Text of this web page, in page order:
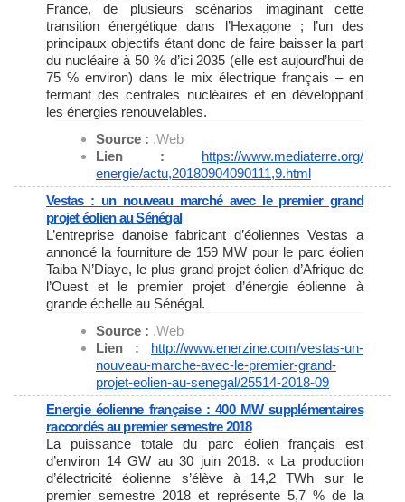
France, de plusieurs scénarios imaginant cette
transition énergétique dans l’Hexagone ; l’un des
principaux objectifs étant donc de faire baisser la part
du nucléaire à 50 % d’ici 2035 (elle est aujourd’hui de
75 % environ) dans le mix électrique français – en
fermant des centrales nucléaires et en développant
les énergies renouvelables.
Source : .Web
Lien : https://www.mediaterre.org/
energie/actu,20180904090111,9.html
Vestas : un nouveau marché avec le premier grand
projet éolien au Sénégal
L’entreprise danoise fabricant d’éoliennes Vestas a
annoncé la fourniture de 159 MW pour le parc éolien
Taiba N’Diaye, le plus grand projet éolien d’Afrique de
l’Ouest et le premier projet d’énergie éolienne à
grande échelle au Sénégal.
Source : .Web
Lien : http://www.enerzine.com/vestas-un-
nouveau-marche-avec-le-premier-grand-
projet-eolien-au-senegal/25514-2018-09
Energie éolienne française : 400 MW supplémentaires
raccordés au premier semestre 2018
La puissance totale du parc éolien français est
d’environ 14 GW au 30 juin 2018. « La production
d’électricité éolienne s’élève à 14,2 TWh sur le
premier semestre 2018 et représente 5,7 % de la